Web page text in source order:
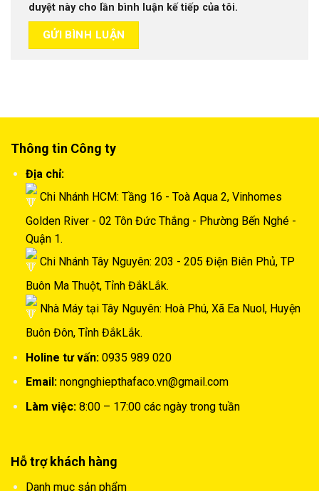
duyệt này cho lần bình luận kế tiếp của tôi.
Thông tin Công ty
Địa chỉ:
Chi Nhánh HCM: Tầng 16 - Toà Aqua 2, Vinhomes
Golden River - 02 Tôn Đức Thắng - Phường Bến Nghé -
Quận 1.
Chi Nhánh Tây Nguyên: 203 - 205 Điện Biên Phủ, TP
Buôn Ma Thuột, Tỉnh ĐắkLắk.
Nhà Máy tại Tây Nguyên: Hoà Phú, Xã Ea Nuol, Huyện
Buôn Đôn, Tỉnh ĐắkLắk.
Holine tư vấn: 0935 989 020
Email:nongnghiepthafaco.vn@gmail.com
Làm việc:8:00 – 17:00 các ngày trong tuần
Hỗ trợ khách hàng
Danh mục sản phẩm